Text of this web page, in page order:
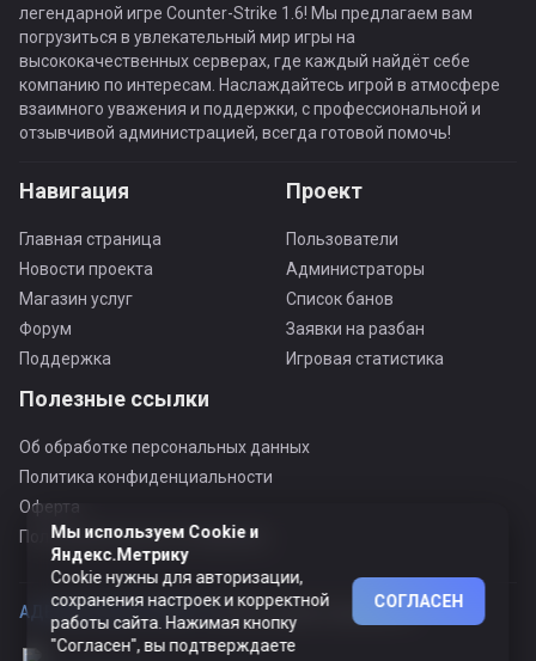
легендарной игре Counter-Strike 1.6! Мы предлагаем вам
погрузиться в увлекательный мир игры на
высококачественных серверах, где каждый найдёт себе
компанию по интересам. Наслаждайтесь игрой в атмосфере
взаимного уважения и поддержки, с профессиональной и
отзывчивой администрацией, всегда готовой помочь!
Навигация
Главная страница
Новости проекта
Магазин услуг
Форум
Поддержка
Проект
Пользователи
Администраторы
Список банов
Заявки на разбан
Игровая статистика
Полезные ссылки
Об обработке персональных данных
Политика конфиденциальности
Оферта
Пользовательское соглашение
АДЕКВАТНЫЙ ПРОЕКТ ©© Все права защищены
Мы используем Cookie и
Яндекс.Метрику
Cookie нужны для авторизации,
сохранения настроек и корректной
работы сайта. Нажимая кнопку
"Согласен", вы подтверждаете
СОГЛАСЕН